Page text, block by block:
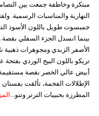
مبتكرة وخاطفة جمعت بين
النهارية والمناسبات الرسمية.
جمبسوت طويل باللون الأسود
بينما انسدل الجزء السفلي
الأصفر الزبدي ومجوهرات ذهبية
تريكو باللون البيج الوردي
أبيض عالي الخصر بقصة
الإطلالات الفخمة، تألقت
المطرزة بحبيبات الترتر وتنو...